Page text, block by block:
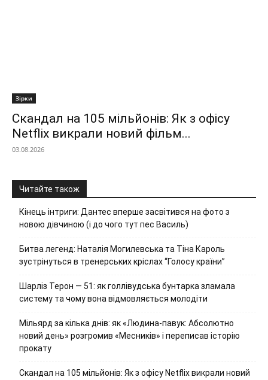
Зірки
Скандал на 105 мільйонів: Як з офісу
Netflix викрали новий фільм...
03.08.2026
Читайте також
Кінець інтриги: Дантес вперше засвітився на фото з
новою дівчиною (і до чого тут пес Василь)
Битва легенд: Наталія Могилевська та Тіна Кароль
зустрінуться в тренерських кріслах “Голосу країни”
Шарліз Терон — 51: як голлівудська бунтарка зламала
систему та чому вона відмовляється молодіти
Мільярд за кілька днів: як «Людина-павук: Абсолютно
новий день» розгромив «Месників» і переписав історію
прокату
Скандал на 105 мільйонів: Як з офісу Netflix викрали новий